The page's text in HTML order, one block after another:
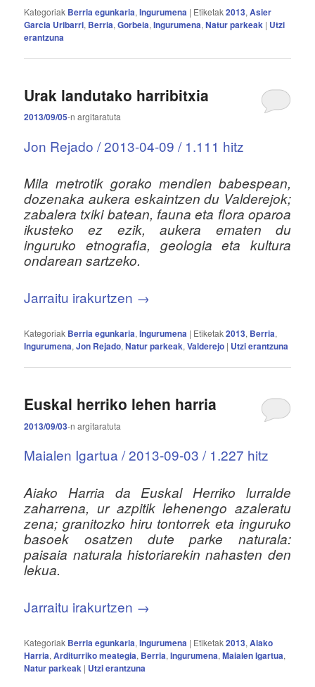
Kategoriak Berria egunkaria,Ingurumena | Etiketak2013,Asier
Garcia Uribarri, Berria,Gorbeia,Ingurumena,Natur parkeak | Utzi
erantzuna
Urak landutako harribitxia
2013/09/05-nargitaratuta
Jon Rejado / 2013-04-09 / 1.111 hitz
Mila metrotik gorako mendien babespean,
dozenaka aukera eskaintzen du Valderejok;
zabalera txiki batean, fauna eta flora oparoa
ikusteko ez ezik, aukera ematen du
inguruko etnografia, geologia eta kultura
ondarean sartzeko.
Jarraitu irakurtzen →
Kategoriak Berria egunkaria,Ingurumena | Etiketak2013, Berria,
Ingurumena,Jon Rejado,Natur parkeak,Valderejo | Utzi erantzuna
Euskal herriko lehen harria
2013/09/03-nargitaratuta
Maialen Igartua / 2013-09-03 / 1.227 hitz
Aiako Harria da Euskal Herriko lurralde
zaharrena, ur azpitik lehenengo azaleratu
zena; granitozko hiru tontorrek eta inguruko
basoek osatzen dute parke naturala:
paisaia naturala historiarekin nahasten den
lekua.
Jarraitu irakurtzen →
Kategoriak Berria egunkaria,Ingurumena | Etiketak2013,Aiako
Harria,Arditurriko meategia, Berria,Ingurumena,Maialen Igartua,
Natur parkeak | Utzi erantzuna